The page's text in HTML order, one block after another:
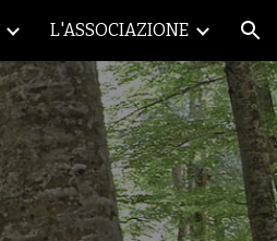
L'ASSOCIAZIONE